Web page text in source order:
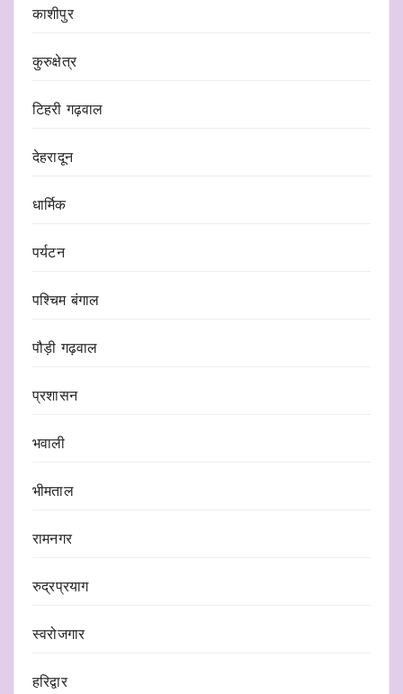
काशीपुर
कुरुक्षेत्र
टिहरी गढ़वाल
देहरादून
धार्मिक
पर्यटन
पश्चिम बंगाल
पौड़ी गढ़वाल
प्रशासन
भवाली
भीमताल
रामनगर
रुद्रप्रयाग
स्वरोजगार
हरिद्वार